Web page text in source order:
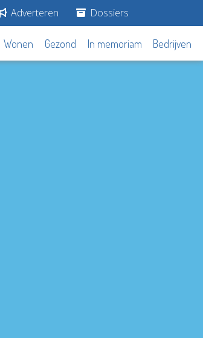
Adverteren Dossiers
Wonen Gezond In memoriam Bedrijven